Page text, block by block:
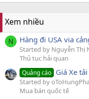
Xem nhiều
N Hàng đi USA via
Started by Nguyễn Thị
Thủ tục hải quan
Quảng cáo Giá Xe
Started by
Mua bán quốc tế